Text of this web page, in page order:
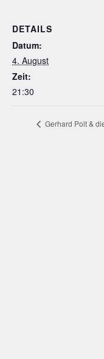
DETAILS
Datum:
4. August
Zeit:
21:30
Gerhard Polt &